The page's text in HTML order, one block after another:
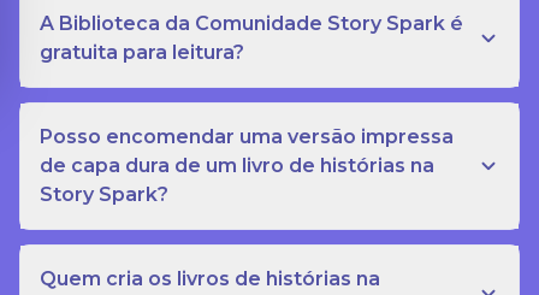
A Biblioteca da Comunidade Story Spark é
gratuita para leitura?
Posso encomendar uma versão impressa
de capa dura de um livro de histórias na
Story Spark?
Quem cria os livros de histórias na